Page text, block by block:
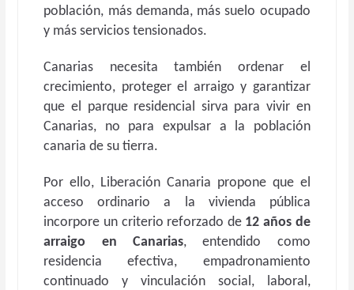
población, más demanda, más suelo ocupado
y más servicios tensionados.
Canarias necesita también ordenar el
crecimiento, proteger el arraigo y garantizar
que el parque residencial sirva para vivir en
Canarias, no para expulsar a la población
canaria de su tierra.
Por ello, Liberación Canaria propone que el
acceso ordinario a la vivienda pública
incorpore un criterio reforzado de 12 años de
arraigo en Canarias, entendido como
residencia efectiva, empadronamiento
continuado y vinculación social, laboral,